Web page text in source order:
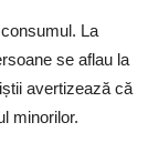
La
se aflau la
avertizează că
minorilor.